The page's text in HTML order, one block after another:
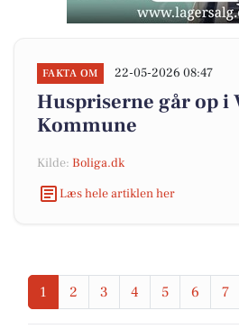
FAKTA OM 22-05-2026 08:47
Huspriserne går op i
Kommune
Kilde: Boliga.dk
Læs hele artiklen her
1 2 3 4 5 6 7